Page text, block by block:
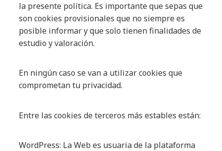
la presente política. Es importante que sepas que
son cookies provisionales que no siempre es
posible informar y que solo tienen finalidades de
estudio y valoración.
En ningún caso se van a utilizar cookies que
comprometan tu privacidad.
Entre las cookies de terceros más estables están:
WordPress: La Web es usuaria de la plataforma